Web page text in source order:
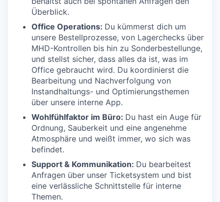
Überblick.
Office Operations: Du kümmerst dich um
unsere Bestellprozesse, von Lagerchecks über
MHD-Kontrollen bis hin zu Sonderbestellunge,
und stellst sicher, dass alles da ist, was im
Office gebraucht wird. Du koordinierst die
Bearbeitung und Nachverfolgung von
Instandhaltungs- und Optimierungsthemen
über unsere interne App.
Wohlfühlfaktor im Büro: Du hast ein Auge für
Ordnung, Sauberkeit und eine angenehme
Atmosphäre und weißt immer, wo sich was
befindet.
Support & Kommunikation: Du bearbeitest
Anfragen über unser Ticketsystem und bist
eine verlässliche Schnittstelle für interne
Themen.